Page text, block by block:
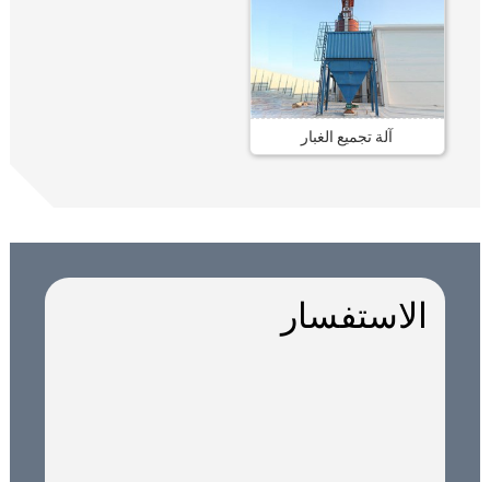
آلة تجميع الغبار
الاستفسار